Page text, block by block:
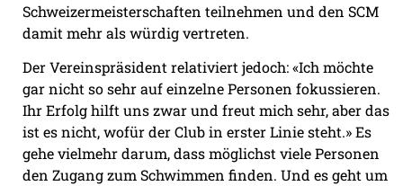
Schweizermeisterschaften teilnehmen und den SCM
damit mehr als würdig vertreten.
Der Vereinspräsident relativiert jedoch: «Ich möchte
gar nicht so sehr auf einzelne Personen fokussieren.
Ihr Erfolg hilft uns zwar und freut mich sehr, aber das
ist es nicht, wofür der Club in erster Linie steht.» Es
gehe vielmehr darum, dass möglichst viele Personen
den Zugang zum Schwimmen finden. Und es geht um